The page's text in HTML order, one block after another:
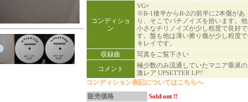
コンディショ
ン
VG+
※B-1後半からB-2の前半に2本傷があ
り、そこでパチノイズを拾います。他
小さなチリノイズが少し程度で良好で
す。盤も他は薄い擦り傷が少し程度で
キレイです。
収録曲
写真をご覧下さい
コメント
極少数のみ流通していたマニア垂涎の
激レア UPSETTER LP!!
コンディション表記についてはこちらへ
販売価格
Sold out !!